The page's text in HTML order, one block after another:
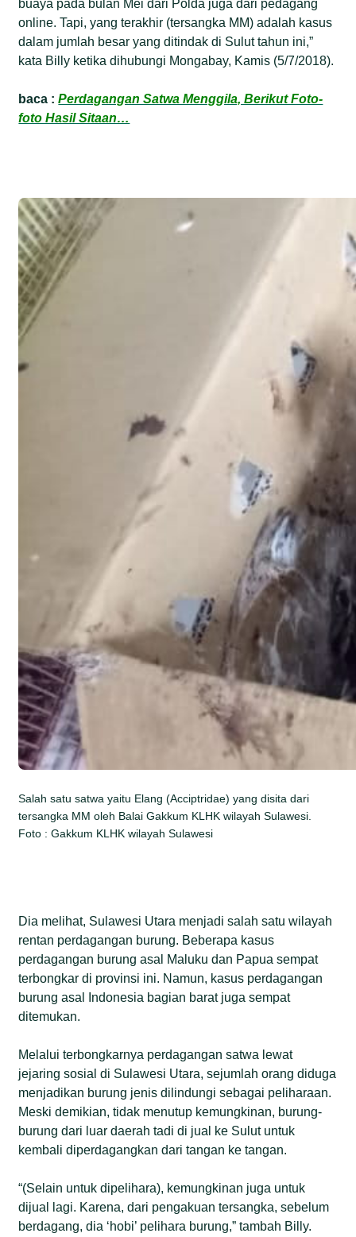
buaya pada bulan Mei dari Polda juga dari pedagang
online. Tapi, yang terakhir (tersangka MM) adalah kasus
dalam jumlah besar yang ditindak di Sulut tahun ini,”
kata Billy ketika dihubungi Mongabay, Kamis (5/7/2018).
baca :Perdagangan Satwa Menggila, Berikut Foto-
foto Hasil Sitaan…
Salah satu satwa yaitu Elang (Acciptridae) yang disita dari
tersangka MM oleh Balai Gakkum KLHK wilayah Sulawesi.
Foto : Gakkum KLHK wilayah Sulawesi
Dia melihat, Sulawesi Utara menjadi salah satu wilayah
rentan perdagangan burung. Beberapa kasus
perdagangan burung asal Maluku dan Papua sempat
terbongkar di provinsi ini. Namun, kasus perdagangan
burung asal Indonesia bagian barat juga sempat
ditemukan.
Melalui terbongkarnya perdagangan satwa lewat
jejaring sosial di Sulawesi Utara, sejumlah orang diduga
menjadikan burung jenis dilindungi sebagai peliharaan.
Meski demikian, tidak menutup kemungkinan, burung-
burung dari luar daerah tadi di jual ke Sulut untuk
kembali diperdagangkan dari tangan ke tangan.
“(Selain untuk dipelihara), kemungkinan juga untuk
dijual lagi. Karena, dari pengakuan tersangka, sebelum
berdagang, dia ‘hobi’ pelihara burung,” tambah Billy.